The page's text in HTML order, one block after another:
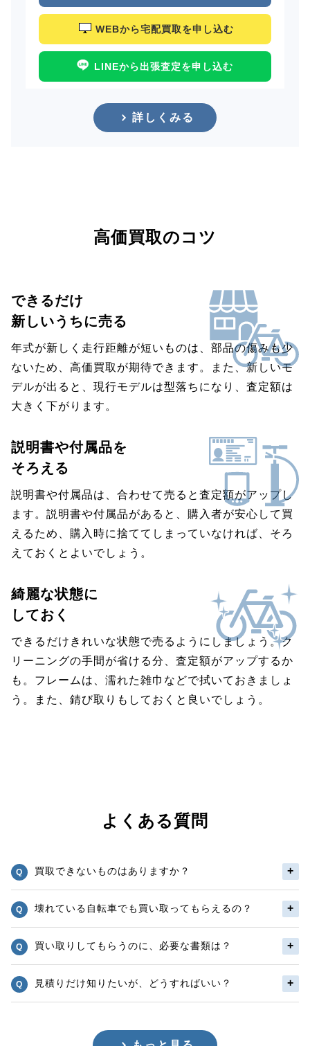
WEBから宅配買取を申し込む
LINEから出張査定を申し込む
詳しくみる
高価買取のコツ
できるだけ
新しいうちに売る
年式が新しく走行距離が短いものは、部品の傷みも少
ないため、高価買取が期待できます。また、新しいモ
デルが出ると、現行モデルは型落ちになり、査定額は
大きく下がります。
説明書や付属品を
そろえる
説明書や付属品は、合わせて売ると査定額がアップし
ます。説明書や付属品があると、購入者が安心して買
えるため、購入時に捨ててしまっていなければ、そろ
えておくとよいでしょう。
綺麗な状態に
しておく
できるだけきれいな状態で売るようにしましょう。ク
リーニングの手間が省ける分、査定額がアップするか
も。フレームは、濡れた雑巾などで拭いておきましょ
う。また、錆び取りもしておくと良いでしょう。
よくある質問
買取できないものはありますか？
壊れている自転車でも買い取ってもらえるの？
買い取りしてもらうのに、必要な書類は？
見積りだけ知りたいが、どうすればいい？